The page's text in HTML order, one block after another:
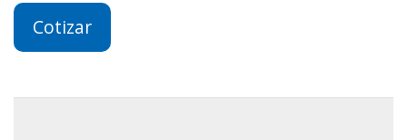
Cotizar